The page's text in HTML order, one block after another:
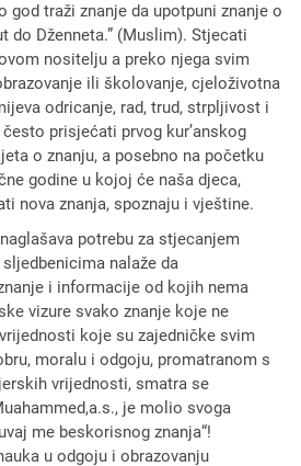
god traži znanje da upotpuni znanje o
do Dženneta.” (Muslim). Stjecati
nositelju a preko njega svim
ili školovanje, cjeloživotna
odricanje, rad, trud, strpljivost i
prisjećati prvog kur’anskog
o znanju, a posebno na početku
godine u kojoj će naša djeca,
nova znanja, spoznaju i vještine.
potrebu za stjecanjem
nalaže da
i informacije od kojih nema
vizure svako znanje koje ne
koje su zajedničke svim
moralu i odgoju, promatranom s
vrijednosti, smatra se
je molio svoga
me beskorisnog znanja“!
u odgoju i obrazovanju